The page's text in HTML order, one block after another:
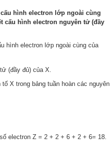
hình electron lớp ngoài cùng
cấu hình electron nguyên tử (đầy
hình electron lớp ngoài cùng của
(đầy đủ) của X.
X trong bảng tuần hoàn các nguyên
electron Z = 2 + 2 + 6 + 2 + 6= 18.